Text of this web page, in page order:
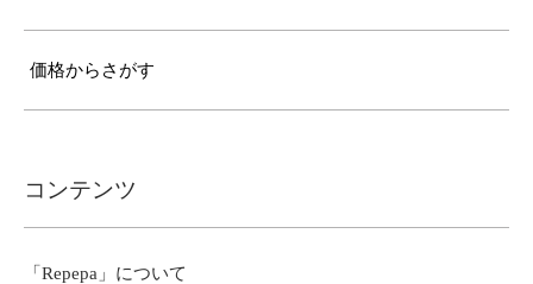
価格からさがす
コンテンツ
「Repepa」について